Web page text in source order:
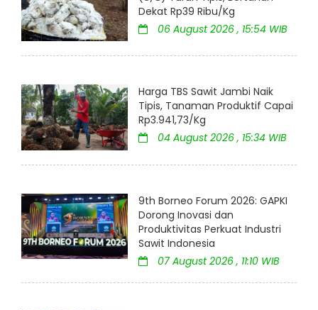
Dekat Rp39 Ribu/Kg
06 August 2026 , 15:54 WIB
Harga TBS Sawit Jambi Naik
Tipis, Tanaman Produktif Capai
Rp3.941,73/Kg
04 August 2026 , 15:34 WIB
9th Borneo Forum 2026: GAPKI
Dorong Inovasi dan
Produktivitas Perkuat Industri
Sawit Indonesia
07 August 2026 , 11:10 WIB